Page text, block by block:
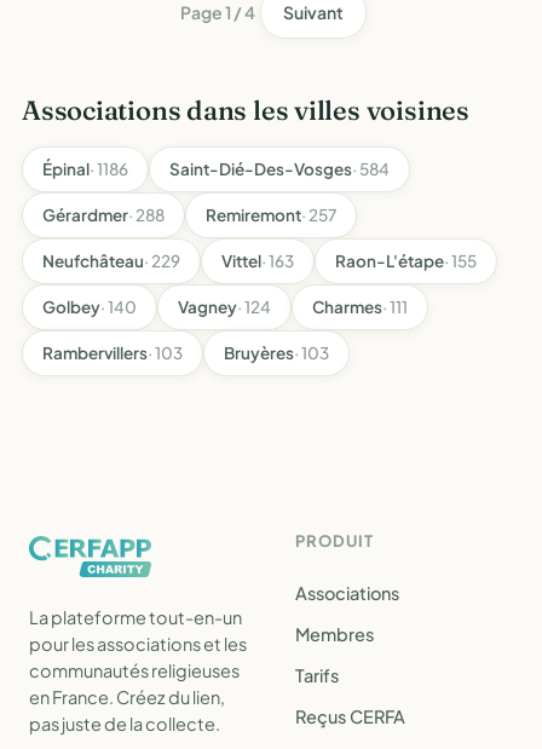
Page 1 / 4 Suivant
Associations dans les villes voisines
Épinal· 1186 Saint-Dié-Des-Vosges· 584
Gérardmer· 288 Remiremont· 257
Neufchâteau· 229 Vittel· 163 Raon-L'étape· 155
Golbey· 140 Vagney· 124 Charmes· 111
Rambervillers· 103 Bruyères· 103
La plateforme tout-en-un
pour les associations et les
communautés religieuses
en France. Créez du lien,
pas juste de la collecte.
PRODUIT
Associations
Membres
Tarifs
Reçus CERFA